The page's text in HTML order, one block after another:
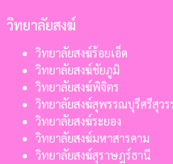
วิทยาลัยสงฆ์
วิทยาลัยสงฆ์ร้อยเอ็ด
วิทยาลัยสงฆ์ชัยภูมิ
วิทยาลัยสงฆ์พิจิตร
วิทยาลัยสงฆ์สุพรรณบุรีศรีสุว
วิทยาลัยสงฆ์ระยอง
วิทยาลัยสงฆ์มหาสารคาม
วิทยาลัยสงฆ์สุราษฎร์ธานี